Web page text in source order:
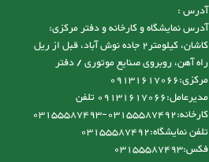
آدرس :
آدرس نمایشگاه و کارخانه و دفتر مرکزی:
کاشان، کیلومتر2 جاده نوش آباد، قبل از ریل
راه آهن، روبروی صنایع موتوری / دفتر
مرکزی:09131617066
مدیرعامل:09131617066 تلفن
کارخانه:03155587492-03155587493
تلفن نمایشگاه:03155587492
فکس:03155587493